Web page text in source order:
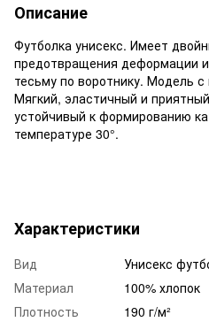
Описание
Футболка унисекс. Имеет
предотвращения деформации
тесьму по воротнику. Модель
Мягкий, эластичный и
устойчивый к формированию
температуре 30°.
Характеристики
Вид
Унисекс
Материал
100% хлопок
Плотность
190 г/м²